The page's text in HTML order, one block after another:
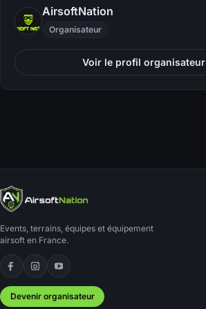
AirsoftNation
Organisateur
Voir le profil organisateur
Events, terrains, équipes et équipement
airsoft en France.
Facebook
Instagram
YouTube
Devenir organisateur